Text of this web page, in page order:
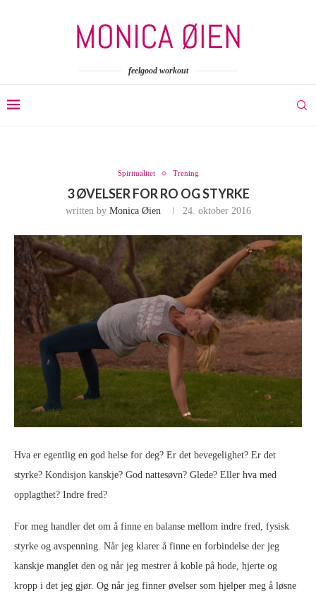
feelgood workout
Spiritualitet Trening
3 ØVELSER FOR RO OG STYRKE
written by Monica Øien 24. oktober 2016
Hva er egentlig en god helse for deg? Er det bevegelighet? Er det
styrke? Kondisjon kanskje? God nattesøvn? Glede? Eller hva med
opplagthet? Indre fred?
For meg handler det om å finne en balanse mellom indre fred, fysisk
styrke og avspenning. Når jeg klarer å finne en forbindelse der jeg
kanskje manglet den og når jeg mestrer å koble på hode, hjerte og
kropp i det jeg gjør. Og når jeg finner øvelser som hjelper meg å løsne